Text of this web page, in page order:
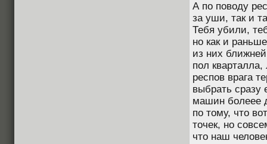
А по поводу
за уши, так и
Тебя убили,
но как и
из них
пол
респов врага
выбрать сразу
машин болеее
по тому, что
точек, но
что наш